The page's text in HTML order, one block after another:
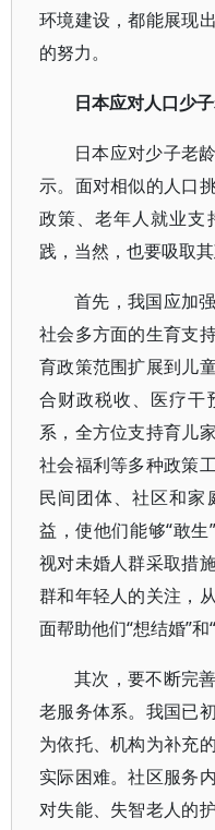
环境建设，都能展现
的努力。
日本应对人口少
日本应对少子老
示。面对相似的人口
政策、老年人就业支
践，当然，也要吸取
首先，我国应加
社会多方面的生育支
育政策范围扩展到儿
合财政税收、医疗干
系，全方位支持育儿
社会福利等多种政策
民间团体、社区和家
益，使他们能够“敢生
视对未婚人群采取措
群和年轻人的关注，
面帮助他们“想结婚”和“
其次，要不断完
老服务体系。我国已
为依托、机构为补充
实际困难。社区服务
对失能、失智老人的